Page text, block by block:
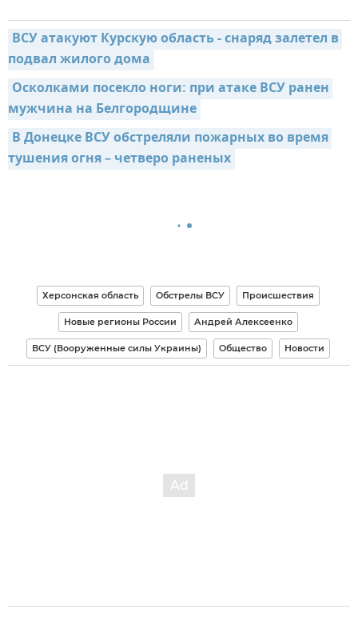
ВСУ атакуют Курскую область - снаряд залетел в
подвал жилого дома
Осколками посекло ноги: при атаке ВСУ ранен
мужчина на Белгородщине
В Донецке ВСУ обстреляли пожарных во время
тушения огня – четверо раненых
Херсонская область Обстрелы ВСУ Происшествия
Новые регионы России Андрей Алексеенко
ВСУ (Вооруженные силы Украины) Общество Новости